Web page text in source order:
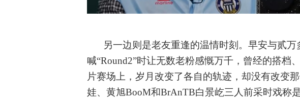
另一边则是老友重逢的温情时刻。早安与贰
喊“Round2”时让无数老粉感慨万千，曾经的搭档
片赛场上，岁月改变了各自的轨迹，却没有改变
娃、黄旭BooM和BrAnTB白景屹三人前采时戏称